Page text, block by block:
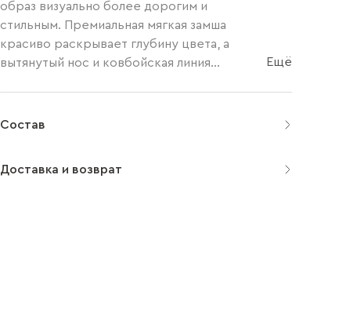
образ визуально более дорогим и
стильным. Премиальная мягкая замша
красиво раскрывает глубину цвета, а
вытянутый нос и ковбойская линия...
Ещё
Состав
Доставка и возврат